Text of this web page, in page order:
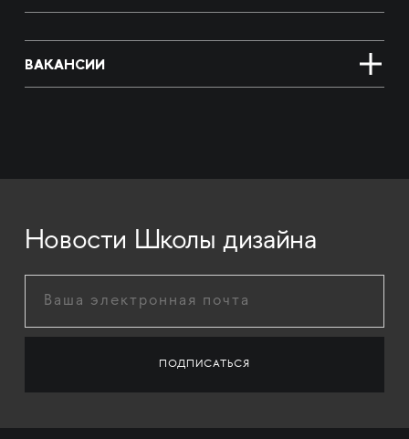
ВАКАНСИИ
Новости Школы дизайна